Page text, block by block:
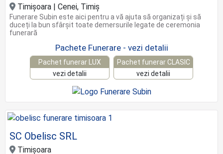
Timişoara | Cenei, Timiş
Funerare Subin este aici pentru a vă ajuta să organizați și să
duceți la bun sfârșit toate demersurile legate de ceremonia
funerară
Pachete Funerare - vezi detalii
Pachet funerar LUX
vezi detalii
Pachet funerar CLASIC
vezi detalii
SC Obelisc SRL
Timișoara